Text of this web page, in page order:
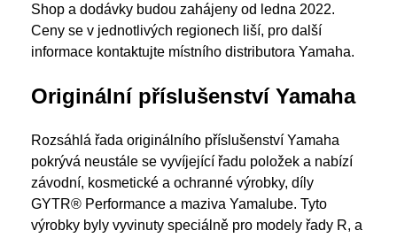
Shop a dodávky budou zahájeny od ledna 2022.
Ceny se v jednotlivých regionech liší, pro další
informace kontaktujte místního distributora Yamaha.
Originální příslušenství Yamaha
Rozsáhlá řada originálního příslušenství Yamaha
pokrývá neustále se vyvíjející řadu položek a nabízí
závodní, kosmetické a ochranné výrobky, díly
GYTR® Performance a maziva Yamalube. Tyto
výrobky byly vyvinuty speciálně pro modely řady R, a